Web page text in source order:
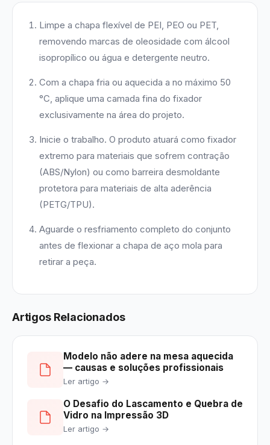
Limpe a chapa flexível de PEI, PEO ou PET,
removendo marcas de oleosidade com álcool
isopropílico ou água e detergente neutro.
Com a chapa fria ou aquecida a no máximo 50
°C, aplique uma camada fina do fixador
exclusivamente na área do projeto.
Inicie o trabalho. O produto atuará como fixador
extremo para materiais que sofrem contração
(ABS/Nylon) ou como barreira desmoldante
protetora para materiais de alta aderência
(PETG/TPU).
Aguarde o resfriamento completo do conjunto
antes de flexionar a chapa de aço mola para
retirar a peça.
Artigos Relacionados
Modelo não adere na mesa aquecida
— causas e soluções profissionais
Ler artigo →
O Desafio do Lascamento e Quebra de
Vidro na Impressão 3D
Ler artigo →